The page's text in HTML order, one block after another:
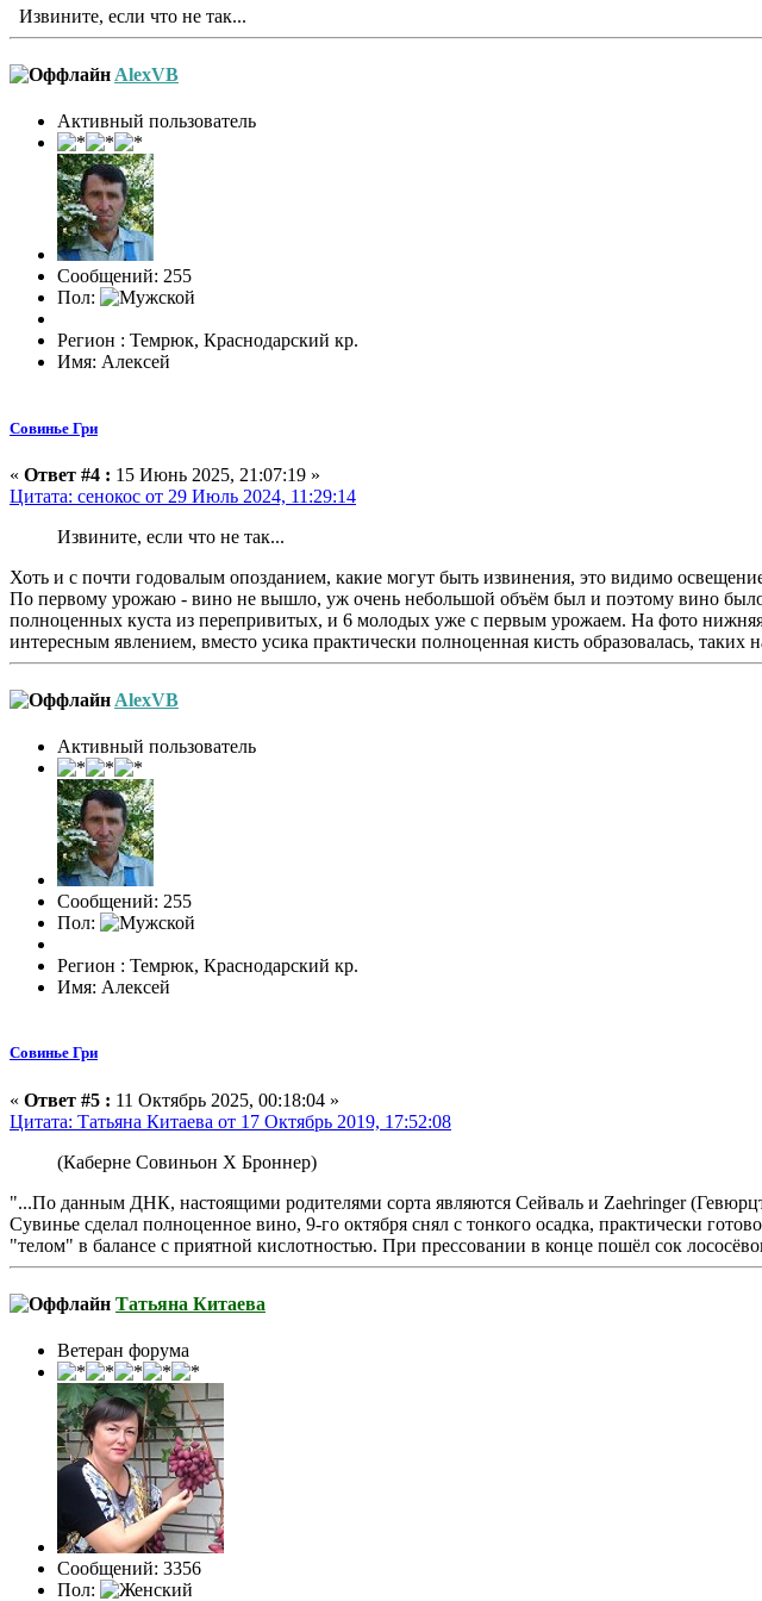
Извините, если что не так...
AlexVB
Активный пользователь
Сообщений: 255
Пол:
Регион : Темрюк, Краснодарский кр.
Имя: Алексей
Совинье Гри
« Ответ #4 : 15 Июнь 2025, 21:07:19 »
Цитата: сенокос от 29 Июль 2024, 11:29:14
Извините, если что не так...
Хоть и с почти годовалым опозданием, какие могут быть извинения, это видимо
По первому урожаю - вино не вышло, уж очень небольшой объём был и поэтому вино
полноценных куста из перепривитых, и 6 молодых уже с первым урожаем. На фото
интересным явлением, вместо усика практически полноценная кисть образовалась, таких
AlexVB
Активный пользователь
Сообщений: 255
Пол:
Регион : Темрюк, Краснодарский кр.
Имя: Алексей
Совинье Гри
« Ответ #5 : 11 Октябрь 2025, 00:18:04 »
Цитата: Татьяна Китаева от 17 Октябрь 2019, 17:52:08
(Каберне Совиньон X Броннер)
"...По данным ДНК, настоящими родителями сорта являются Сейваль и Zaehringer
Сувинье сделал полноценное вино, 9-го октября снял с тонкого осадка, практически
"телом" в балансе с приятной кислотностью. При прессовании в конце пошёл сок
Татьяна Китаева
Ветеран форума
Сообщений: 3356
Пол: